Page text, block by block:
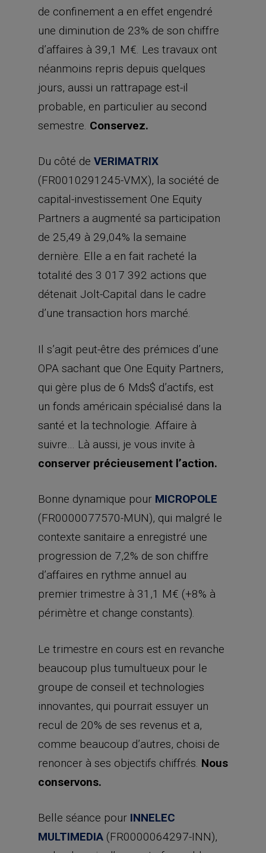
de confinement a en effet engendré
une diminution de 23% de son chiffre
d’affaires à 39,1 M€. Les travaux ont
néanmoins repris depuis quelques
jours, aussi un rattrapage est-il
probable, en particulier au second
semestre. Conservez.
Du côté de VERIMATRIX
(FR0010291245-VMX), la société de
capital-investissement One Equity
Partners a augmenté sa participation
de 25,49 à 29,04% la semaine
dernière. Elle a en fait racheté la
totalité des 3 017 392 actions que
détenait Jolt-Capital dans le cadre
d’une transaction hors marché.
Il s’agit peut-être des prémices d’une
OPA sachant que One Equity Partners,
qui gère plus de 6 Mds$ d’actifs, est
un fonds américain spécialisé dans la
santé et la technologie. Affaire à
suivre… Là aussi, je vous invite à
conserver précieusement l’action.
Bonne dynamique pour MICROPOLE
(FR0000077570-MUN), qui malgré le
contexte sanitaire a enregistré une
progression de 7,2% de son chiffre
d’affaires en rythme annuel au
premier trimestre à 31,1 M€ (+8% à
périmètre et change constants).
Le trimestre en cours est en revanche
beaucoup plus tumultueux pour le
groupe de conseil et technologies
innovantes, qui pourrait essuyer un
recul de 20% de ses revenus et a,
comme beaucoup d’autres, choisi de
renoncer à ses objectifs chiffrés. Nous
conservons.
Belle séance pour INNELEC
MULTIMEDIA (FR0000064297-INN),